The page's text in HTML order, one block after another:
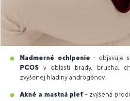
Nadmerné ochlpenie- objavuje
PCOS v oblasti brady, brucha,
zvýšenej hladiny androgénov.
Akné a mastná pleť- zvýšená